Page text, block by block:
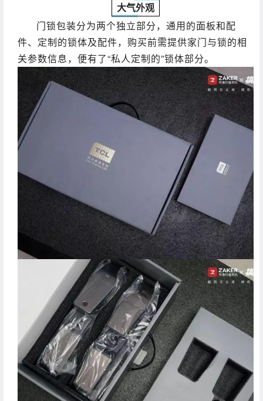
大气外观
门锁包装分为两个独立部分，通用的面板和配
件、定制的锁体及配件，购买前需提供家门与锁的相
关参数信息，便有了“私人定制的”锁体部分。